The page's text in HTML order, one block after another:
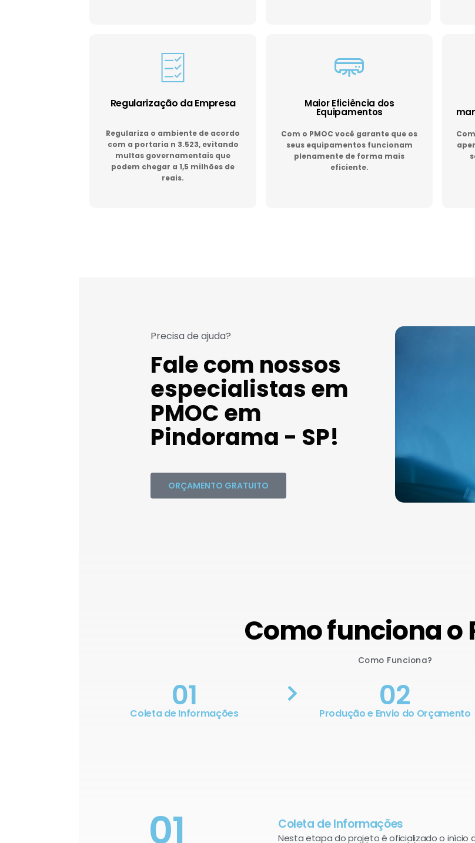
Regularização da Empresa
Regulariza o ambiente de acordo
com a portaria n 3.523, evitando
multas governamentais que
podem chegar a 1,5 milhões de
reais.
Maior Eficiência dos
Equipamentos
Com o PMOC você garante que os
seus equipamentos funcionam
plenamente de forma mais
eficiente.
Precisa de ajuda?
Fale com nossos
especialistas em
PMOC em
Pindorama - SP!
ORÇAMENTO GRATUITO
Como funciona o
Como Funciona?
01
Coleta de Informações 02
Produção e Envio do Orçamento
01 Coleta de Informações
Nesta etapa do projeto é oficializado o início